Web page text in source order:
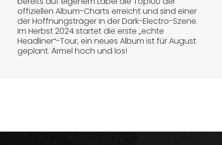
offiziellen Album-Charts erreicht und sind einer
der Hoffnungsträger in der Dark-Electro-Szene.
Im Herbst 2024 startet die erste „echte
Headliner“-Tour, ein neues Album ist für August
geplant. Ärmel hoch und los!